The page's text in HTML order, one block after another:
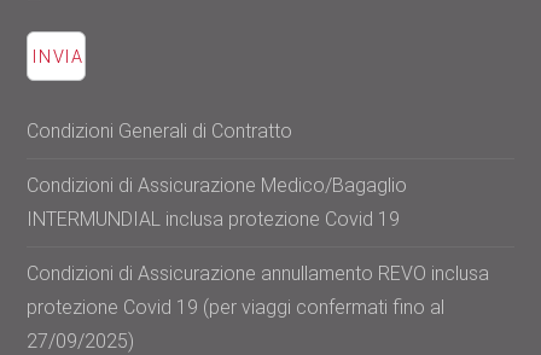
Condizioni Generali di Contratto
Condizioni di Assicurazione Medico/Bagaglio
INTERMUNDIAL inclusa protezione Covid 19
Condizioni di Assicurazione annullamento REVO inclusa
protezione Covid 19 (per viaggi confermati fino al
27/09/2025)